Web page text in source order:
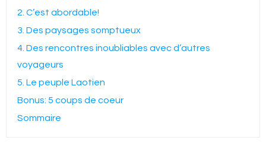
2. C’est abordable!
3. Des paysages somptueux
4. Des rencontres inoubliables avec d’autres
voyageurs
5. Le peuple Laotien
Bonus: 5 coups de coeur
Sommaire